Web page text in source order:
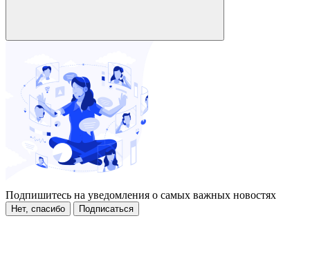
Подпишитесь на уведомления о самых важных новостях
Нет, спасибо Подписаться